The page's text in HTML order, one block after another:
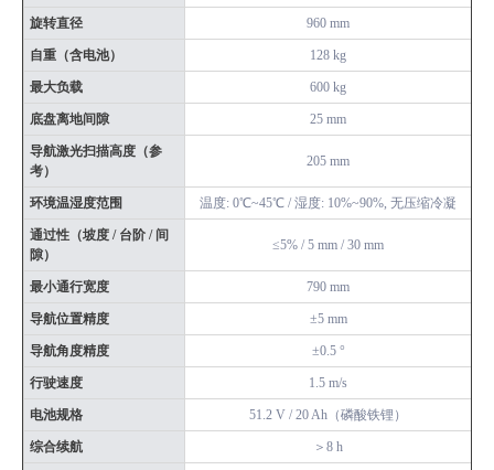
旋转直径 960 mm
自重（含电池） 128 kg
最大负载 600 kg
底盘离地间隙 25 mm
导航激光扫描高度（参
考）
205 mm
环境温湿度范围 温度: 0℃~45℃ / 湿度: 10%~90%, 无压缩冷凝
通过性（坡度 / 台阶 / 间
隙）
≤5% / 5 mm / 30 mm
最小通行宽度 790 mm
导航位置精度 ±5 mm
导航角度精度 ±0.5 °
行驶速度 1.5 m/s
电池规格 51.2 V / 20 Ah（磷酸铁锂）
综合续航 ＞8 h